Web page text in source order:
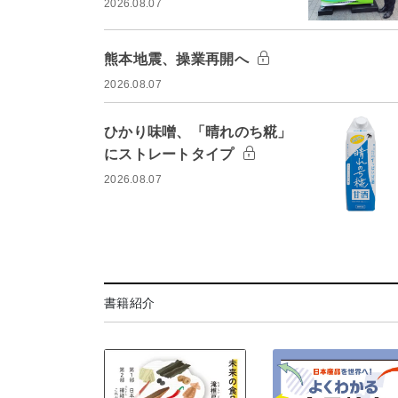
2026.08.07
熊本地震、操業再開へ
2026.08.07
ひかり味噌、「晴れのち糀」
にストレートタイプ
2026.08.07
書籍紹介